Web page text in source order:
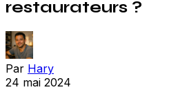
restaurateurs ?
Par Hary
24 mai 2024